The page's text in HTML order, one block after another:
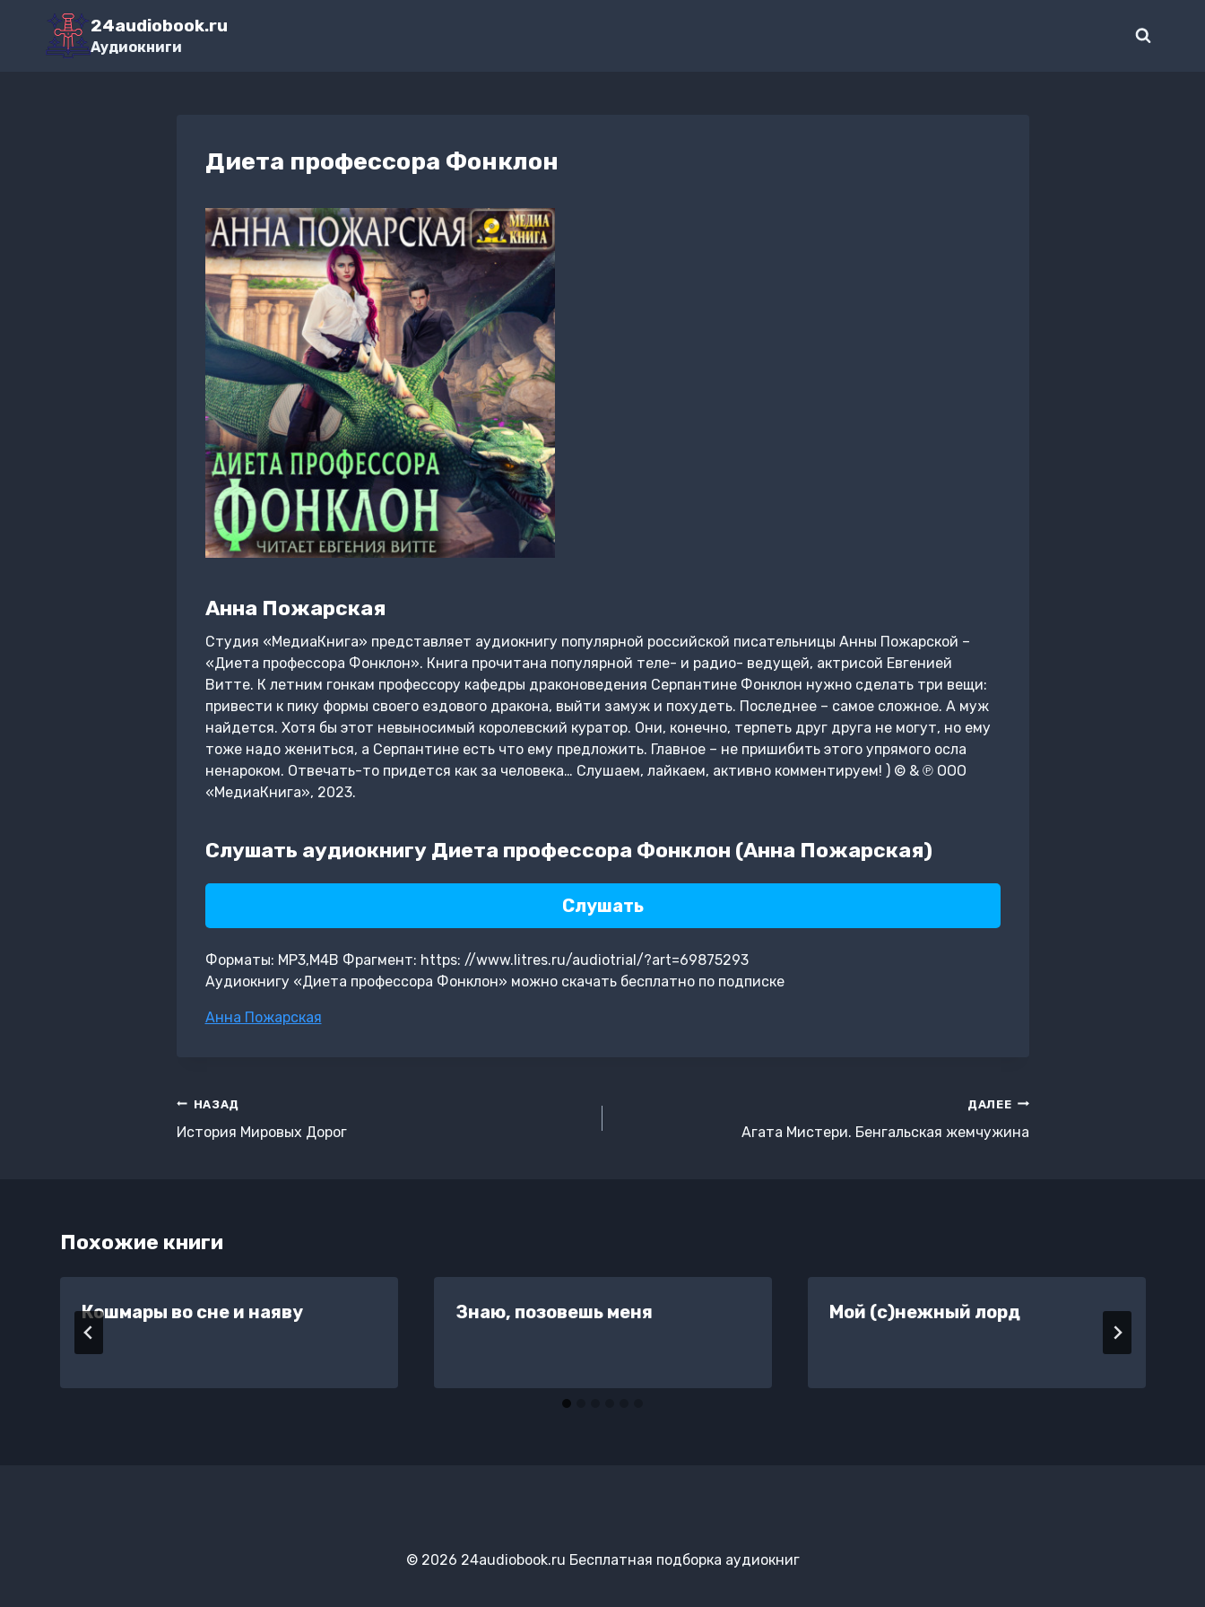
Перейти
содержимому
24audiobook.ru
Аудиокниги
Диета профессора Фонклон
Анна Пожарская
Студия «МедиаКнига» представляет аудиокнигу популярной российской писательницы Анны Пожарской –
«Диета профессора Фонклон». Книга прочитана популярной теле- и радио- ведущей, актрисой Евгенией
Витте. К летним гонкам профессору кафедры драконоведения Серпантине Фонклон нужно сделать три вещи:
привести к пику формы своего ездового дракона, выйти замуж и похудеть. Последнее – самое сложное. А муж
найдется. Хотя бы этот невыносимый королевский куратор. Они, конечно, терпеть друг друга не могут, но ему
тоже надо жениться, а Серпантине есть что ему предложить. Главное – не пришибить этого упрямого осла
ненароком. Отвечать-то придется как за человека… Слушаем, лайкаем, активно комментируем! ) © & ℗ ООО
«МедиаКнига», 2023.
Слушать аудиокнигу Диета профессора Фонклон (Анна Пожарская)
Слушать
Форматы: MP3,M4B Фрагмент: https: //www.litres.ru/audiotrial/?art=69875293
Аудиокнигу «Диета профессора Фонклон» можно скачать бесплатно по подписке
Метки
Анна Пожарская
Навигация
по
НАЗАД
История Мировых Дорог
ДАЛЕЕ
Агата Мистери. Бенгальская жемчужина
Похожие книги
Кошмары во сне и наяву Знаю, позовешь меня Мой (с)нежный лорд
© 2026 24audiobook.ru Бесплатная подборка аудиокниг